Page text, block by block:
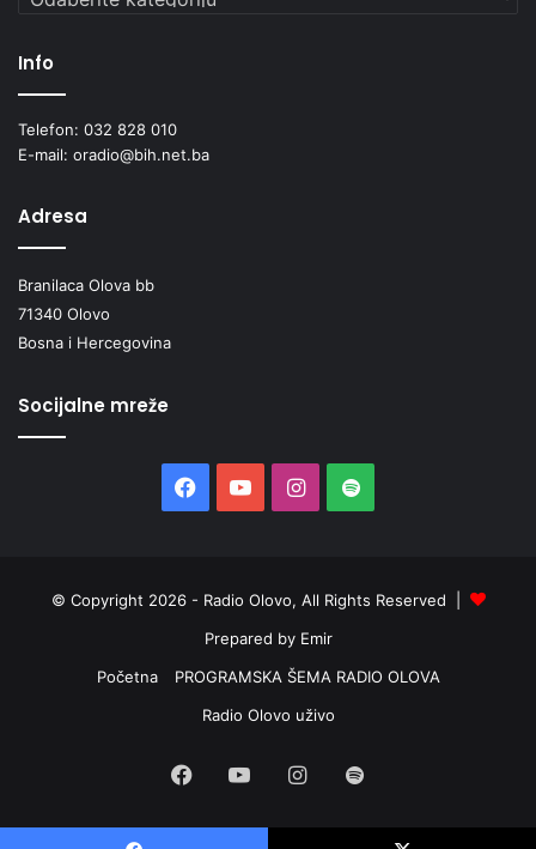
Info
Telefon: 032 828 010
E-mail: oradio@bih.net.ba
Adresa
Branilaca Olova bb
71340 Olovo
Bosna i Hercegovina
Socijalne mreže
Facebook
YouTubeInstagram
Spotify
© Copyright 2026 - Radio Olovo, All Rights Reserved |
Prepared by Emir
Početna
PROGRAMSKA ŠEMA RADIO OLOVA
Radio Olovo uživo
Facebook
YouTubeInstagram
Spotify